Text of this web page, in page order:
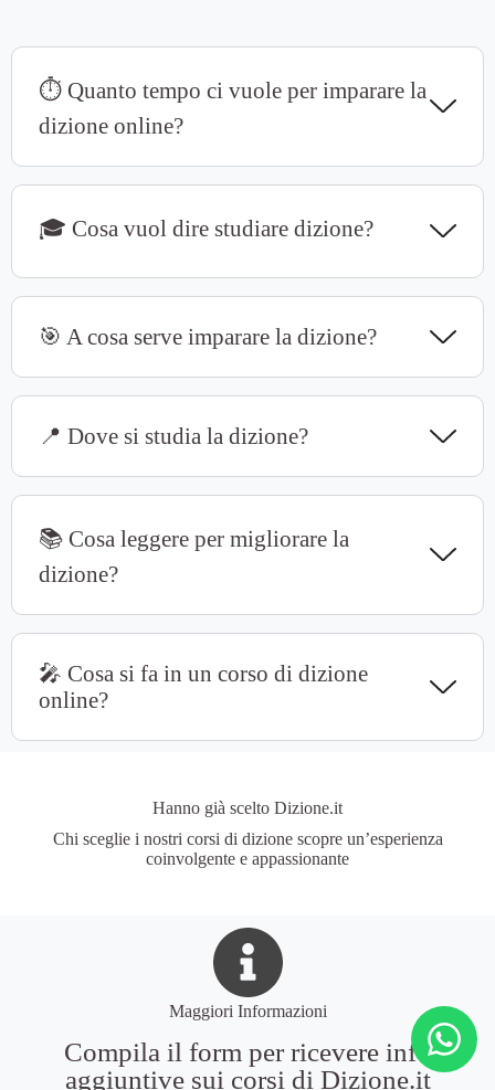
⏱ Quanto tempo ci vuole per imparare la
dizione online?
🎓 Cosa vuol dire studiare dizione?
🎯 A cosa serve imparare la dizione?
📍 Dove si studia la dizione?
📚 Cosa leggere per migliorare la
dizione?
🎤 Cosa si fa in un corso di dizione
online?
Hanno già scelto Dizione.it
Chi sceglie i nostri corsi di dizione scopre un’esperienza
coinvolgente e appassionante
Maggiori Informazioni
Compila il form per ricevere info
aggiuntive sui corsi di Dizione.it